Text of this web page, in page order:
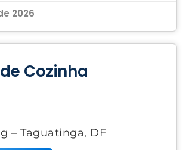
2026
Cozinha
– Taguatinga, DF